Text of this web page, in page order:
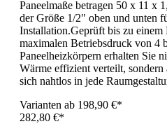
Paneelmaße betragen 50 x 11 x
der Größe 1/2" oben und unten
Installation.Geprüft bis zu
maximalen Betriebsdruck von 4
Paneelheizkörpern erhalten Sie
Wärme effizient verteilt,
sich nahtlos in jede
Varianten ab 198,90 €*
282,80 €*